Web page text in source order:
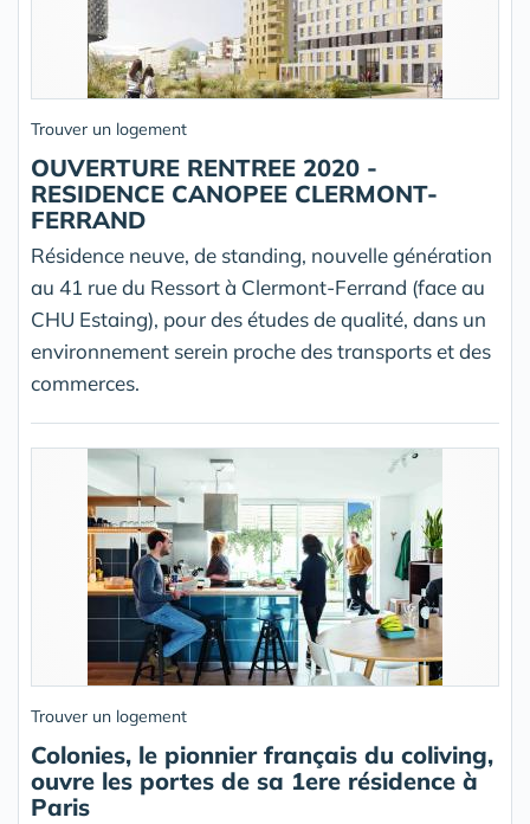
Trouver un logement
OUVERTURE RENTREE 2020 -
RESIDENCE CANOPEE CLERMONT-
FERRAND
Résidence neuve, de standing, nouvelle génération
au 41 rue du Ressort à Clermont-Ferrand (face au
CHU Estaing), pour des études de qualité, dans un
environnement serein proche des transports et des
commerces.
Trouver un logement
Colonies, le pionnier français du coliving,
ouvre les portes de sa 1ere résidence à
Paris